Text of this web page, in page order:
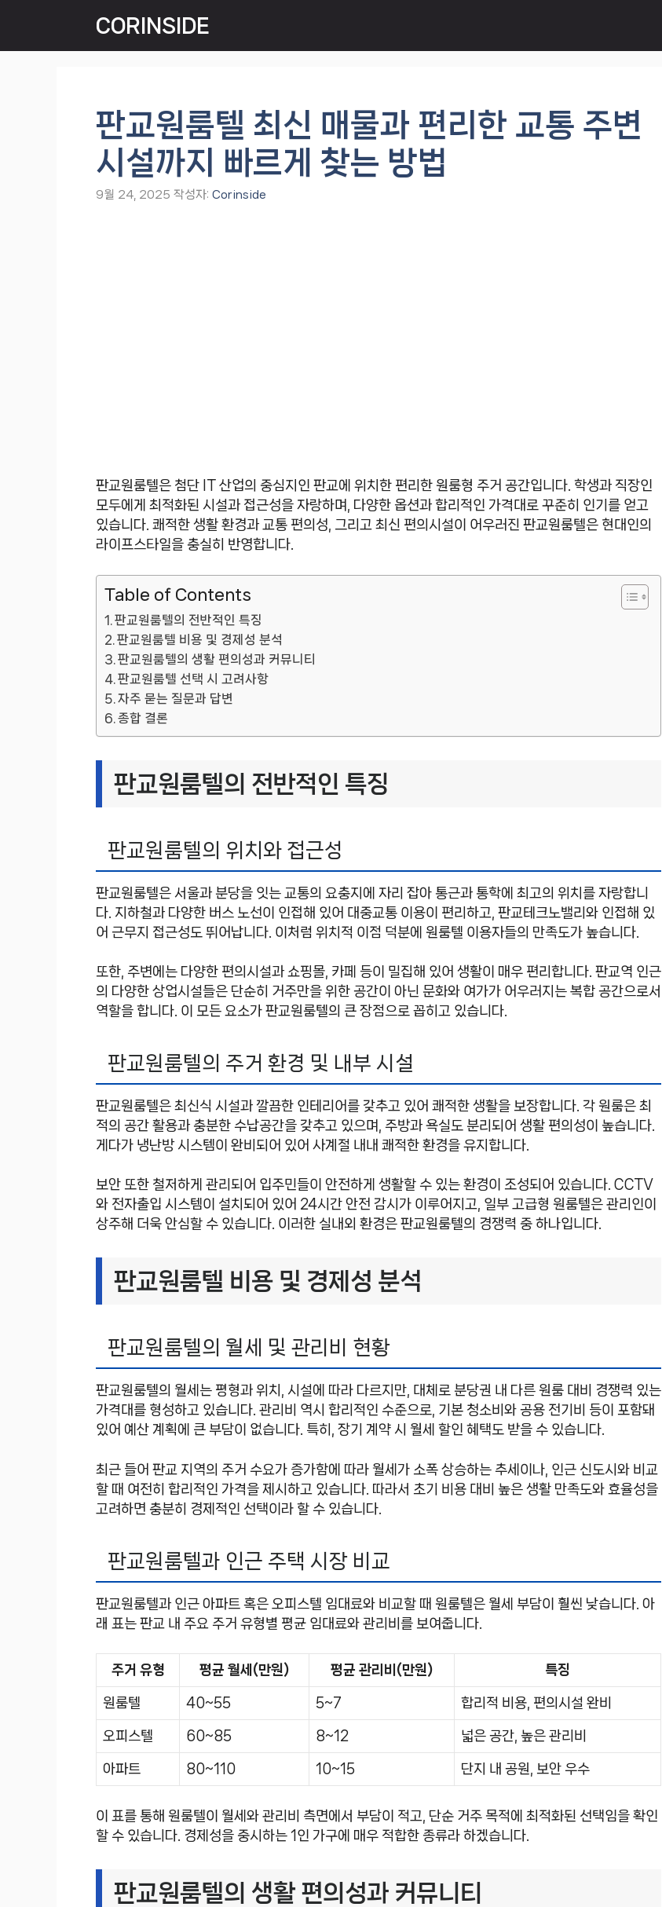
츠
CORINSIDE
판교원룸텔 최신 매물과 편리한 교통 주변
시설까지 빠르게 찾는 방법
9월 24, 2025 작성자: Corinside
판교원룸텔은 첨단 IT 산업의 중심지인 판교에 위치한 편리한 원룸형 주거 공간입니다. 학생과 직장인
모두에게 최적화된 시설과 접근성을 자랑하며, 다양한 옵션과 합리적인 가격대로 꾸준히 인기를 얻고
있습니다. 쾌적한 생활 환경과 교통 편의성, 그리고 최신 편의시설이 어우러진 판교원룸텔은 현대인의
라이프스타일을 충실히 반영합니다.
Table of Contents
판교원룸텔의 전반적인 특징
판교원룸텔 비용 및 경제성 분석
판교원룸텔의 생활 편의성과 커뮤니티
판교원룸텔 선택 시 고려사항
자주 묻는 질문과 답변
종합 결론
판교원룸텔의 전반적인 특징
판교원룸텔의 위치와 접근성
판교원룸텔은 서울과 분당을 잇는 교통의 요충지에 자리 잡아 통근과 통학에 최고의 위치를 자랑합니
다. 지하철과 다양한 버스 노선이 인접해 있어 대중교통 이용이 편리하고, 판교테크노밸리와 인접해 있
어 근무지 접근성도 뛰어납니다. 이처럼 위치적 이점 덕분에 원룸텔 이용자들의 만족도가 높습니다.
또한, 주변에는 다양한 편의시설과 쇼핑몰, 카페 등이 밀집해 있어 생활이 매우 편리합니다. 판교역 인근
의 다양한 상업시설들은 단순히 거주만을 위한 공간이 아닌 문화와 여가가 어우러지는 복합 공간으로서
역할을 합니다. 이 모든 요소가 판교원룸텔의 큰 장점으로 꼽히고 있습니다.
판교원룸텔의 주거 환경 및 내부 시설
판교원룸텔은 최신식 시설과 깔끔한 인테리어를 갖추고 있어 쾌적한 생활을 보장합니다. 각 원룸은 최
적의 공간 활용과 충분한 수납공간을 갖추고 있으며, 주방과 욕실도 분리되어 생활 편의성이 높습니다.
게다가 냉난방 시스템이 완비되어 있어 사계절 내내 쾌적한 환경을 유지합니다.
보안 또한 철저하게 관리되어 입주민들이 안전하게 생활할 수 있는 환경이 조성되어 있습니다. CCTV
와 전자출입 시스템이 설치되어 있어 24시간 안전 감시가 이루어지고, 일부 고급형 원룸텔은 관리인이
상주해 더욱 안심할 수 있습니다. 이러한 실내외 환경은 판교원룸텔의 경쟁력 중 하나입니다.
판교원룸텔 비용 및 경제성 분석
판교원룸텔의 월세 및 관리비 현황
판교원룸텔의 월세는 평형과 위치, 시설에 따라 다르지만, 대체로 분당권 내 다른 원룸 대비 경쟁력 있는
가격대를 형성하고 있습니다. 관리비 역시 합리적인 수준으로, 기본 청소비와 공용 전기비 등이 포함돼
있어 예산 계획에 큰 부담이 없습니다. 특히, 장기 계약 시 월세 할인 혜택도 받을 수 있습니다.
최근 들어 판교 지역의 주거 수요가 증가함에 따라 월세가 소폭 상승하는 추세이나, 인근 신도시와 비교
할 때 여전히 합리적인 가격을 제시하고 있습니다. 따라서 초기 비용 대비 높은 생활 만족도와 효율성을
고려하면 충분히 경제적인 선택이라 할 수 있습니다.
판교원룸텔과 인근 주택 시장 비교
판교원룸텔과 인근 아파트 혹은 오피스텔 임대료와 비교할 때 원룸텔은 월세 부담이 훨씬 낮습니다. 아
래 표는 판교 내 주요 주거 유형별 평균 임대료와 관리비를 보여줍니다.
주거 유형 평균 월세(만원) 평균 관리비(만원) 특징
원룸텔 40~55 5~7 합리적 비용, 편의시설 완비
오피스텔 60~85 8~12 넓은 공간, 높은 관리비
아파트 80~110 10~15 단지 내 공원, 보안 우수
이 표를 통해 원룸텔이 월세와 관리비 측면에서 부담이 적고, 단순 거주 목적에 최적화된 선택임을 확인
할 수 있습니다. 경제성을 중시하는 1인 가구에 매우 적합한 종류라 하겠습니다.
판교원룸텔의 생활 편의성과 커뮤니티